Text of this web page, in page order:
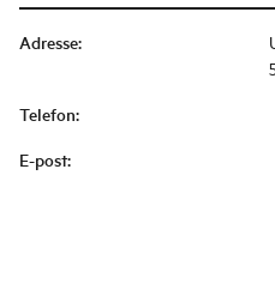
Adresse:
Telefon:
E-post: